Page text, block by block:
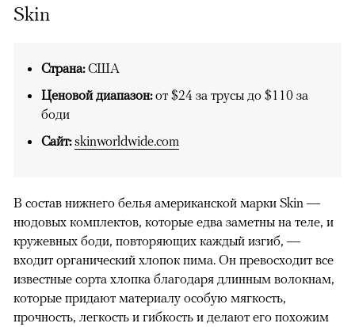
Skin
Страна:США
Ценовой диапазон:от $24 за трусы до $110 за
боди
Сайт:skinworldwide.com
В состав нижнего белья американской марки Skin —
нюдовых комплектов, которые едва заметны на теле, и
кружевных боди, повторяющих каждый изгиб, —
входит органический хлопок пима. Он превосходит все
известные сорта хлопка благодаря длинным волокнам,
которые придают материалу особую мягкость,
прочность, легкость и гибкость и делают его похожим